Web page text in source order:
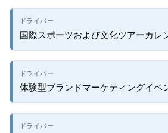
国際スポーツおよび文化ツアーカレ
体験型ブランドマーケティングイベ